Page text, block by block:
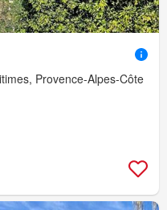
Provence-Alpes-Côte